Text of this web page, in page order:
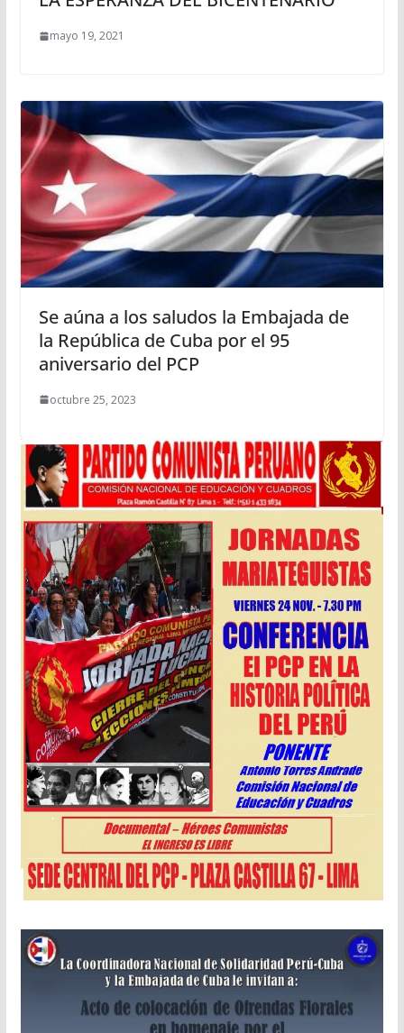
mayo 19, 2021
Se aúna a los saludos la Embajada de
la República de Cuba por el 95
aniversario del PCP
octubre 25, 2023